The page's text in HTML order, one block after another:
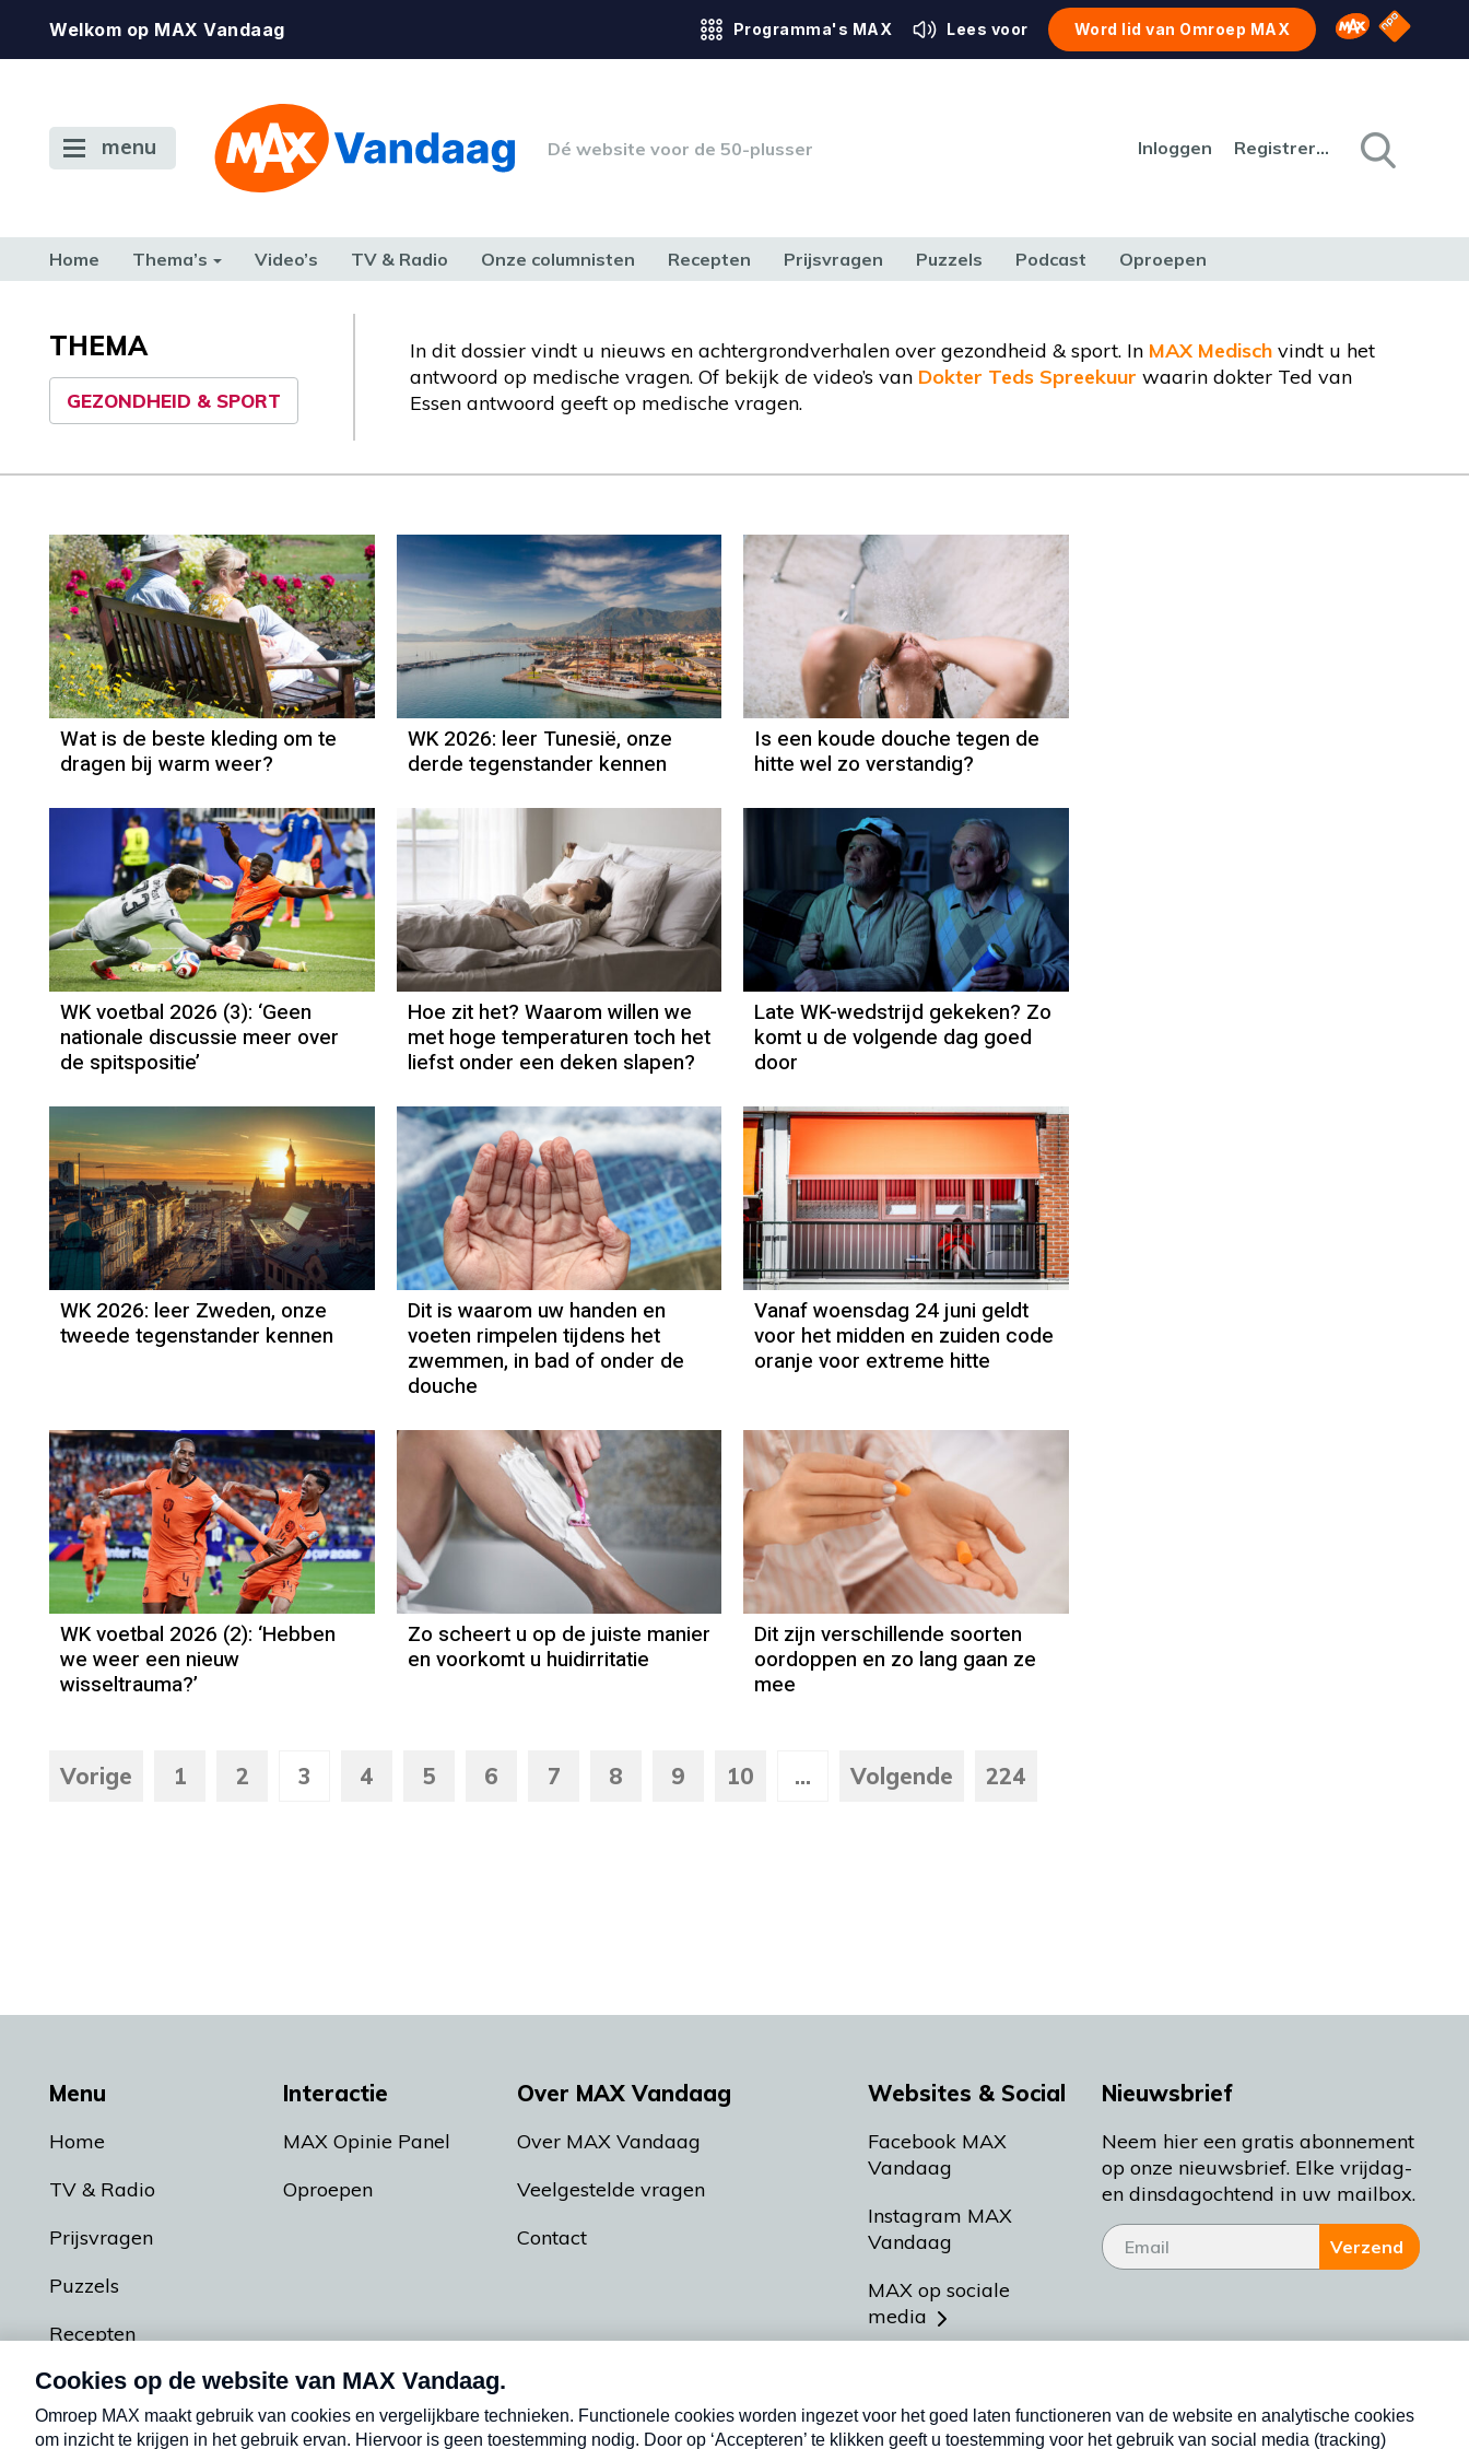
Welkom op MAX Vandaag Programma's MAX Lees voor Word lid van Omroep MAX Omroep MAX
NPO
menu Dé website voor de 50-plusser Inloggen Registreren
Home Thema’s Video’s TV & Radio Onze columnisten Recepten Prijsvragen Puzzels Podcast Oproepen
TERUG NAAR TOEN
THEMA
GEZONDHEID & SPORT
In dit dossier vindt u nieuws en achtergrondverhalen over gezondheid & sport. In MAX Medisch vindt u het
antwoord op medische vragen. Of bekijk de video’s van Dokter Teds Spreekuur waarin dokter Ted van
Essen antwoord geeft op medische vragen.
Wat is de beste kleding om te
dragen bij warm weer?
WK 2026: leer Tunesië, onze
derde tegenstander kennen
Is een koude douche tegen de
hitte wel zo verstandig?
WK voetbal 2026 (3): ‘Geen
nationale discussie meer over
de spitspositie’
Hoe zit het? Waarom willen we
met hoge temperaturen toch het
liefst onder een deken slapen?
Late WK-wedstrijd gekeken? Zo
komt u de volgende dag goed
door
WK 2026: leer Zweden, onze
tweede tegenstander kennen
Dit is waarom uw handen en
voeten rimpelen tijdens het
zwemmen, in bad of onder de
douche
Vanaf woensdag 24 juni geldt
voor het midden en zuiden code
oranje voor extreme hitte
WK voetbal 2026 (2): ‘Hebben
we weer een nieuw
wisseltrauma?’
Zo scheert u op de juiste manier
en voorkomt u huidirritatie
Dit zijn verschillende soorten
oordoppen en zo lang gaan ze
mee
Vorige 1 2 3 4 5 6 7 8 9 10 ... Volgende 224
Menu
Home
TV & Radio
Prijsvragen
Puzzels
Recepten
Podcasts
Interactie
MAX Opinie Panel
Oproepen
Over MAX Vandaag
Over MAX Vandaag
Veelgestelde vragen
Contact
Websites & Social
Facebook MAX
Vandaag
Instagram MAX
Vandaag
MAX op sociale
media
Meldpunt Actueel
Nieuwsbrief
Neem hier een gratis abonnement
op onze nieuwsbrief. Elke vrijdag-
en dinsdagochtend in uw mailbox.
Verzend
Nieuwsbrief